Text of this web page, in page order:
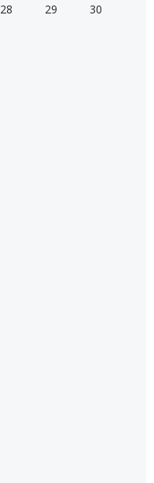
28 29
30